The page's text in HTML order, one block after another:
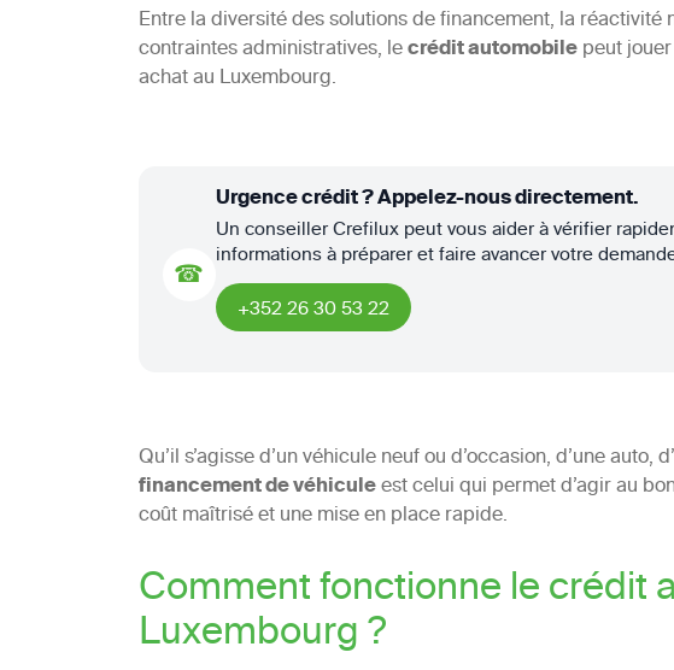
Entre la diversité des solutions de financement, la réactivité
contraintes administratives, lecrédit automobilepeut jouer
achat au Luxembourg.
☎
Urgence crédit ? Appelez-nous directement.
Un conseiller Crefilux peut vous aider à vérifier
informations à préparer et faire avancer votre
+352 26 30 53 22
Qu’il s’agisse d’un véhicule neuf ou d’occasion, d’une
financement de véhiculeest celui qui permet d’agir au
coût maîtrisé et une mise en place rapide.
Comment fonctionne le crédit
Luxembourg ?